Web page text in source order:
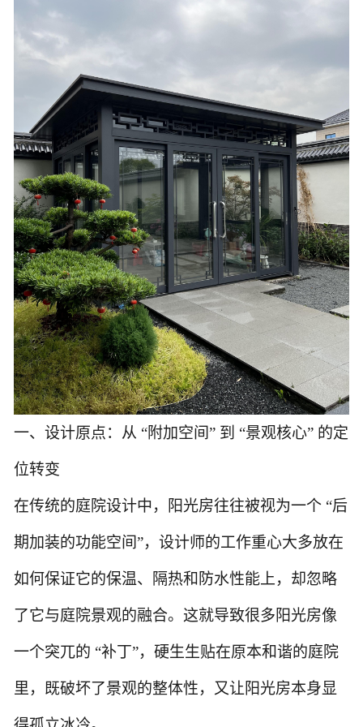
一、设计原点：从 “附加空间” 到 “景观核心” 的定
位转变
在传统的庭院设计中，阳光房往往被视为一个 “后
期加装的功能空间”，设计师的工作重心大多放在
如何保证它的保温、隔热和防水性能上，却忽略
了它与庭院景观的融合。这就导致很多阳光房像
一个突兀的 “补丁”，硬生生贴在原本和谐的庭院
里，既破坏了景观的整体性，又让阳光房本身显